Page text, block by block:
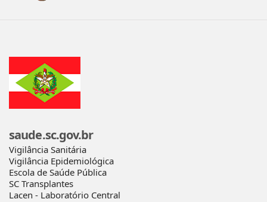
saude.sc.gov.br
Vigilância Sanitária
Vigilância Epidemiológica
Escola de Saúde Pública
SC Transplantes
Lacen - Laboratório Central